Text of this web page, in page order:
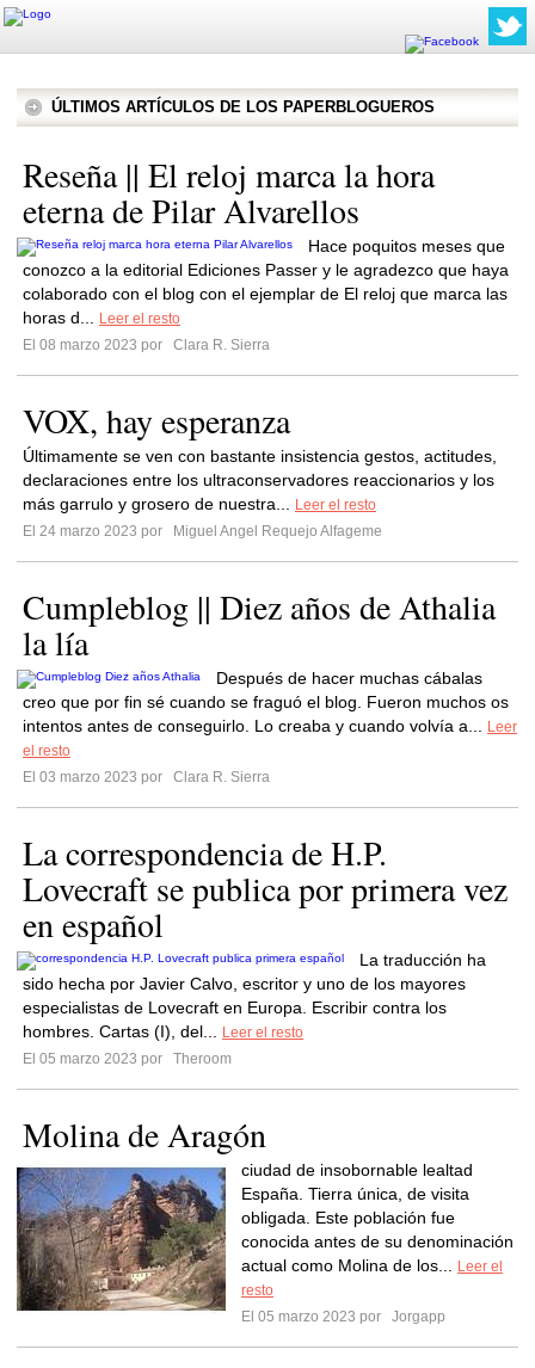
ÚLTIMOS ARTÍCULOS DE LOS PAPERBLOGUEROS
Reseña || El reloj marca la hora
eterna de Pilar Alvarellos
Hace poquitos meses que
conozco a la editorial Ediciones Passer y le agradezco que haya
colaborado con el blog con el ejemplar de El reloj que marca las
horas d...
Leer el resto
El 08 marzo 2023 por
Clara R. Sierra
VOX, hay esperanza
Últimamente se ven con bastante insistencia gestos, actitudes,
declaraciones entre los ultraconservadores reaccionarios y los
más garrulo y grosero de nuestra...
Leer el resto
El 24 marzo 2023 por
Miguel Angel Requejo Alfageme
Cumpleblog || Diez años de Athalia
la lía
Después de hacer muchas cábalas
creo que por fin sé cuando se fraguó el blog. Fueron muchos os
intentos antes de conseguirlo. Lo creaba y cuando volvía a...
Leer
el resto
El 03 marzo 2023 por
Clara R. Sierra
La correspondencia de H.P.
Lovecraft se publica por primera vez
en español
La traducción ha
sido hecha por Javier Calvo, escritor y uno de los mayores
especialistas de Lovecraft en Europa. Escribir contra los
hombres. Cartas (I), del...
Leer el resto
El 05 marzo 2023 por
Theroom
Molina de Aragón
ciudad de insobornable lealtad
España. Tierra única, de visita
obligada. Este población fue
conocida antes de su denominación
actual como Molina de los...
Leer el
resto
El 05 marzo 2023 por
Jorgapp